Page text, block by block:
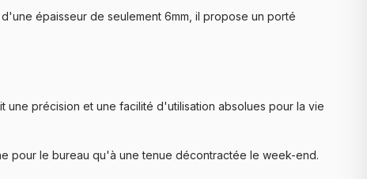
épaisseur de seulement 6mm, il propose un porté
une précision et une facilité d'utilisation absolues pour la vie
pour le bureau qu'à une tenue décontractée le week-end.